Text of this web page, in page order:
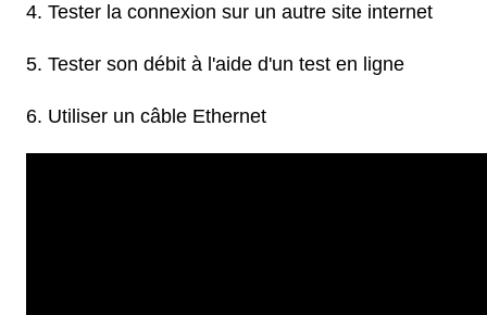
Tester la connexion sur un autre site internet
Tester son débit à l'aide d'un test en ligne
Utiliser un câble Ethernet